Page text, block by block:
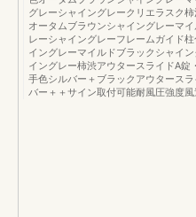
グレーシャイングレークリエラスク
オータムブラウンシャイングレーマ
レーシャイングレーフレームガイド
イングレーマイルドブラックシャイ
イングレー柿渋アウタースライドA錠
手色シルバー＋ブラックアウタース
バー＋＋サイン取付可能耐風圧強度